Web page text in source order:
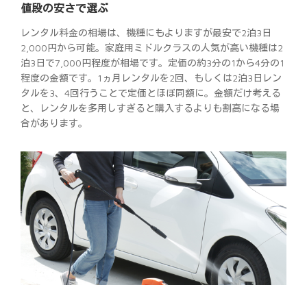
値段の安さで選ぶ
レンタル料金の相場は、機種にもよりますが最安で2泊3日
2,000円から可能。家庭用ミドルクラスの人気が高い機種は2
泊3日で7,000円程度が相場です。定価の約3分の1から4分の1
程度の金額です。1ヵ月レンタルを2回、もしくは2泊3日レン
タルを3、4回行うことで定価とほぼ同額に。金額だけ考える
と、レンタルを多用しすぎると購入するよりも割高になる場
合があります。